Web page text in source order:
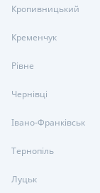
Кропивницький
Кременчук
Рівне
Чернівці
Івано-Франківськ
Тернопіль
Луцьк